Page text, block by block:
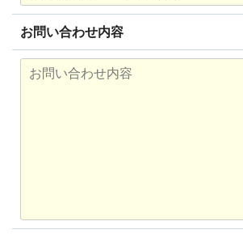
お問い合わせ内容